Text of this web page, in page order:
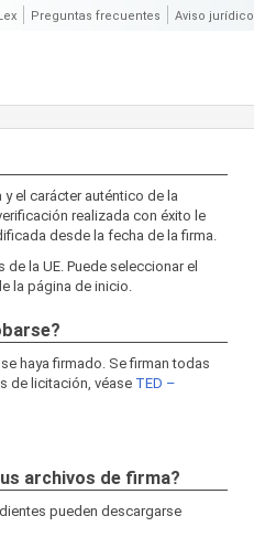
Preguntas frecuentes Aviso jurídico
el carácter auténtico de la
realizada con éxito le
desde la fecha de la firma.
la UE. Puede seleccionar el
la página de inicio.
haya firmado. Se firman todas
de licitación, véase TED –
archivos de firma?
pueden descargarse